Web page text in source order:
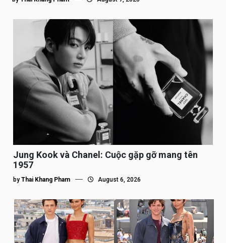
Jung Kook và Chanel: Cuộc gặp gỡ mang tên
1957
by Thai Khang Pham August 6, 2026